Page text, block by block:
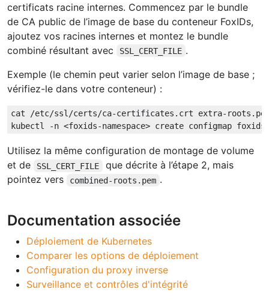
certificats racine internes. Commencez par le bundle
de CA public de l’image de base du conteneur FoxIDs,
ajoutez vos racines internes et montez le bundle
combiné résultant avec
SSL_CERT_FILE .
Exemple (le chemin peut varier selon l’image de base ;
vérifiez-le dans votre conteneur) :
cat /etc/ssl/certs/ca-certificates.crt extra-roots.pem
Utilisez la même configuration de montage de volume
et de
SSL_CERT_FILE
que décrite à l’étape 2, mais
pointez vers
combined-roots.pem .
Documentation associée
Déploiement de Kubernetes
Comparer les options de déploiement
Configuration du proxy inverse
Surveillance et contrôles d'intégrité